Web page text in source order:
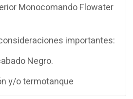
Monocomando Flowater
importantes:
Negro.
y/o termotanque